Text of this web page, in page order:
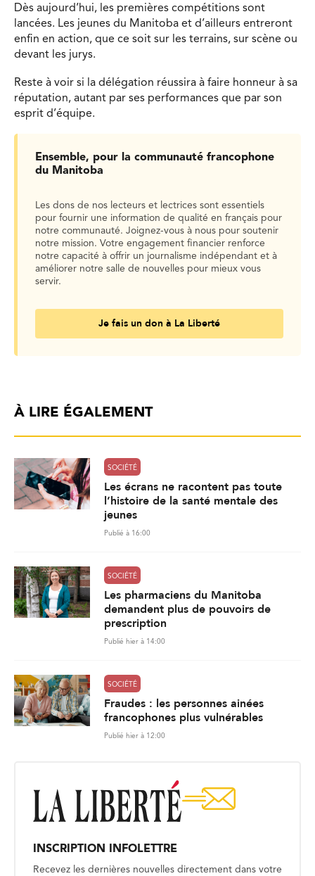
Dès aujourd’hui, les premières compétitions sont
lancées. Les jeunes du Manitoba et d’ailleurs entreront
enfin en action, que ce soit sur les terrains, sur scène ou
devant les jurys.
Reste à voir si la délégation réussira à faire honneur à sa
réputation, autant par ses performances que par son
esprit d’équipe.
Ensemble, pour la communauté francophone
du Manitoba
Les dons de nos lecteurs et lectrices sont essentiels
pour fournir une information de qualité en français pour
notre communauté. Joignez-vous à nous pour soutenir
notre mission. Votre engagement financier renforce
notre capacité à offrir un journalisme indépendant et à
améliorer notre salle de nouvelles pour mieux vous
servir.
Je fais un don à La Liberté
À LIRE ÉGALEMENT
SOCIÉTÉ
Les écrans ne racontent pas toute
l’histoire de la santé mentale des
jeunes
Publié à 16:00
SOCIÉTÉ
Les pharmaciens du Manitoba
demandent plus de pouvoirs de
prescription
Publié hier à 14:00
SOCIÉTÉ
Fraudes : les personnes ainées
francophones plus vulnérables
Publié hier à 12:00
INSCRIPTION INFOLETTRE
Recevez les dernières nouvelles directement dans votre